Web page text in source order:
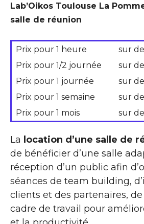
Lab’Oikos Toulouse La
salle de réunion
Prix pour 1 heure
sur
Prix pour 1/2 journée
sur
Prix pour 1 journée
sur
Prix pour 1 semaine
sur
Prix pour 1 mois
sur
La location d’une salle de
de bénéficier d’une salle
réception d’un public afin
séances de team building,
clients et des partenaires,
cadre de travail pour